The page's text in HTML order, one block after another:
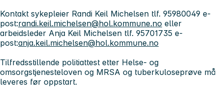
Kontakt sykepleier Randi Keil Michelsen tlf. 95980049 e-
post:randi.keil.michelsen@hol.kommune.no eller
arbeidsleder Anja Keil Michelsen tlf. 95701735 e-
post:anja.keil.michelsen@hol.kommune.no
Tilfredsstillende politiattest etter Helse- og
omsorgstjenesteloven og MRSA og tuberkuloseprøve må
leveres før oppstart.